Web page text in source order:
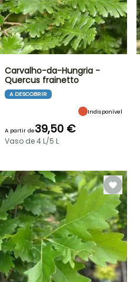
Carvalho-da-Hungria -
Quercus frainetto
A DESCOBRIR
Indisponível
A partir de39,50 €
Vaso de 4 L/5 L